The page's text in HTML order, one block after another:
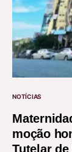
NOTÍCIAS
moção
Tutelar